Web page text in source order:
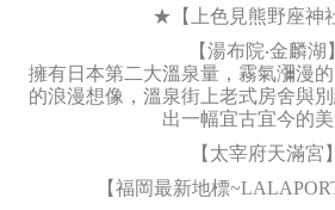
★【上色見熊野座神
【湯布院‧金麟湖】
擁有日本第二大溫泉量，霧氣瀰漫
的浪漫想像，溫泉街上老式房舍與
出一幅宜古宜今的美
【太宰府天滿宮】
【福岡最新地標